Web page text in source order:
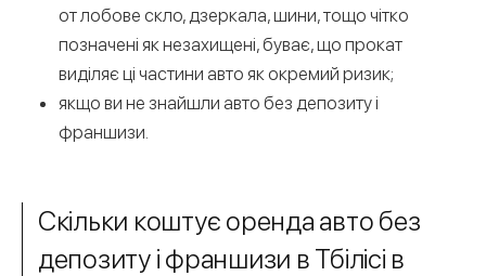
от лобове скло, дзеркала, шини, тощо чітко
позначені як незахищені, буває, що прокат
виділяє ці частини авто як окремий ризик;
якщо ви не знайшли авто без депозиту і
франшизи.
Скільки коштує оренда авто без
депозиту і франшизи в Тбілісі в